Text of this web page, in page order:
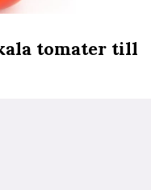
tomater till